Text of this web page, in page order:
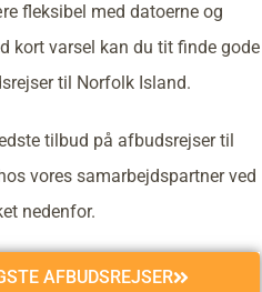
fleksibel med datoerne og
kort varsel kan du tit finde gode
til Norfolk Island.
tilbud på afbudsrejser til
vores samarbejdspartner ved
nedenfor.
AFBUDSREJSER